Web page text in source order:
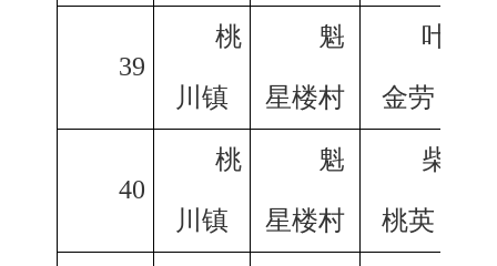
39
桃
川镇
魁
星楼村
叶
金劳
40
桃
川镇
魁
星楼村
柴
桃英